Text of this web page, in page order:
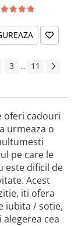
3 ... 11
oferi cadouri
urmeaza o
pe care le
este dificil de
Acest
iti ofera
iubita / sotie,
cea